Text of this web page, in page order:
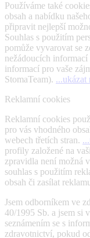
Používáme také
obsah a nabídku
připravit nejlepší
Souhlas s použitím
pomůže vyvarovat se
nežádoucích
informací pro vaše
StomaTeam). ...ukázat
Reklamní cookies
Reklamní cookies
pro vás vhodného
webech třetích stran.
profily založené na
zpravidla není možná
souhlas s použitím
obsah či zasílat
Jsem odborníkem ve
40/1995 Sb. a jsem si
seznámením se s
zdravotnictví, pokud